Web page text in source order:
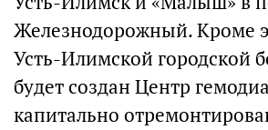
Железнодорожный. Кроме
Усть-Илимской городской
будет создан Центр
капитально